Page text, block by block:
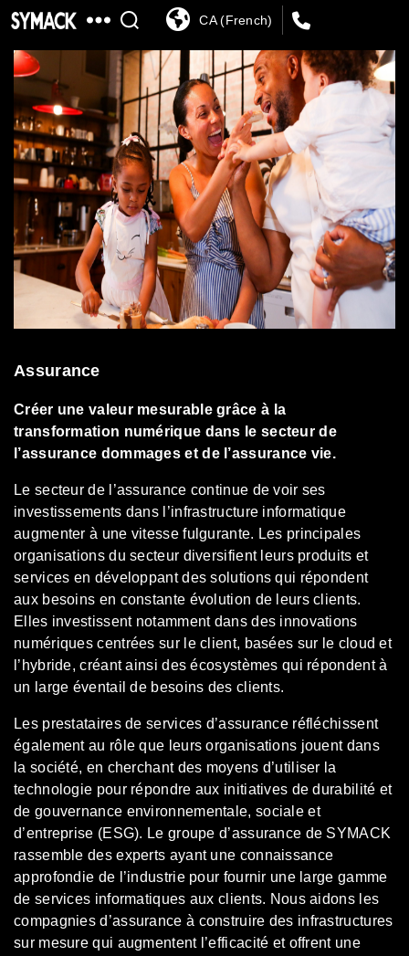
CA (French)
Assurance
Créer une valeur mesurable grâce à la
transformation numérique dans le secteur de
l’assurance dommages et de l’assurance vie.
Le secteur de l’assurance continue de voir ses
investissements dans l’infrastructure informatique
augmenter à une vitesse fulgurante. Les principales
organisations du secteur diversifient leurs produits et
services en développant des solutions qui répondent
aux besoins en constante évolution de leurs clients.
Elles investissent notamment dans des innovations
numériques centrées sur le client, basées sur le cloud et
l’hybride, créant ainsi des écosystèmes qui répondent à
un large éventail de besoins des clients.
Les prestataires de services d’assurance réfléchissent
également au rôle que leurs organisations jouent dans
la société, en cherchant des moyens d’utiliser la
technologie pour répondre aux initiatives de durabilité et
de gouvernance environnementale, sociale et
d’entreprise (ESG). Le groupe d’assurance de SYMACK
rassemble des experts ayant une connaissance
approfondie de l’industrie pour fournir une large gamme
de services informatiques aux clients. Nous aidons les
compagnies d’assurance à construire des infrastructures
sur mesure qui augmentent l’efficacité et offrent une